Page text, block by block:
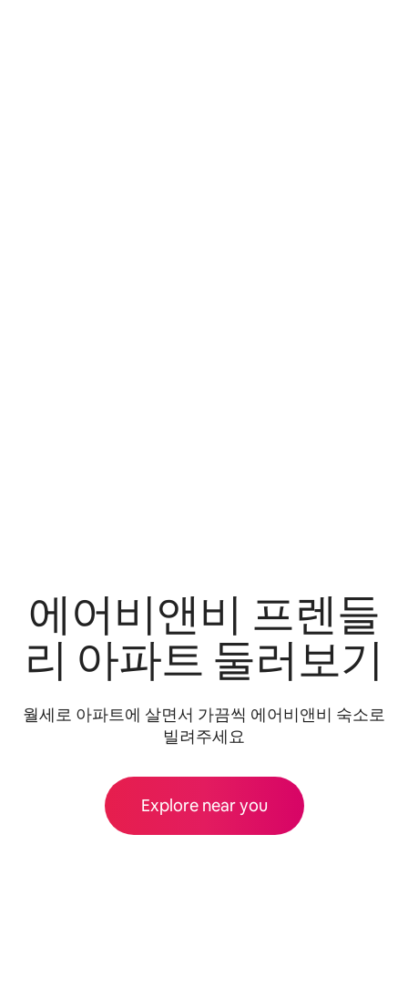
에어비앤비 프렌들
리 아파트 둘러보기
월세로 아파트에 살면서 가끔씩 에어비앤비 숙소로
빌려주세요
Explore near you